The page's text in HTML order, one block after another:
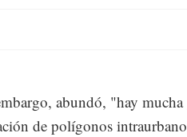
abundó, "hay mucha
de polígonos